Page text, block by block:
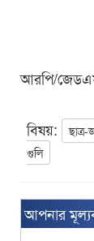
আরপি/
বিষয়:
গুলি
আপনার